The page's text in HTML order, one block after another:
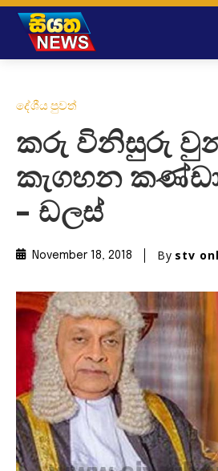
දේශීය පුවත්
කරු විනිසුරු
කැගහන
– ඩලස්
November 18, 2018 By stv